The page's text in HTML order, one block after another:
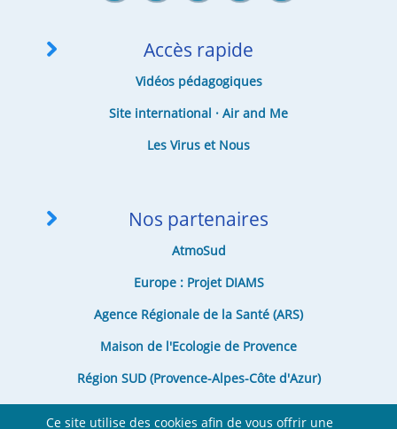
Accès rapide
Vidéos pédagogiques
Site international · Air and Me
Les Virus et Nous
Nos partenaires
AtmoSud
Europe : Projet DIAMS
Agence Régionale de la Santé (ARS)
Maison de l'Ecologie de Provence
Région SUD (Provence-Alpes-Côte d'Azur)
Ce site utilise des cookies afin de vous offrir une